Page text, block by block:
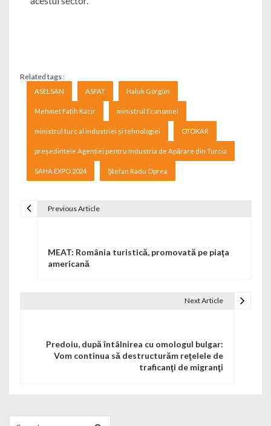
Related tags :
ASELSAN ASFAT Haluk Görgün
Mehmet Fatih Kacir ministrul Economiei
ministrul turc al industriei și tehnologiei OTOKAR
președintele Agenției pentru Industria de Apărare din Turcia
SAHA EXPO 2024 Ştefan Radu Oprea
Previous Article
MEAT: România turistică, promovată pe piaţa
americană
Next Article
Predoiu, după întâlnirea cu omologul bulgar:
Vom continua să destructurăm reţelele de
traficanţi de migranţi